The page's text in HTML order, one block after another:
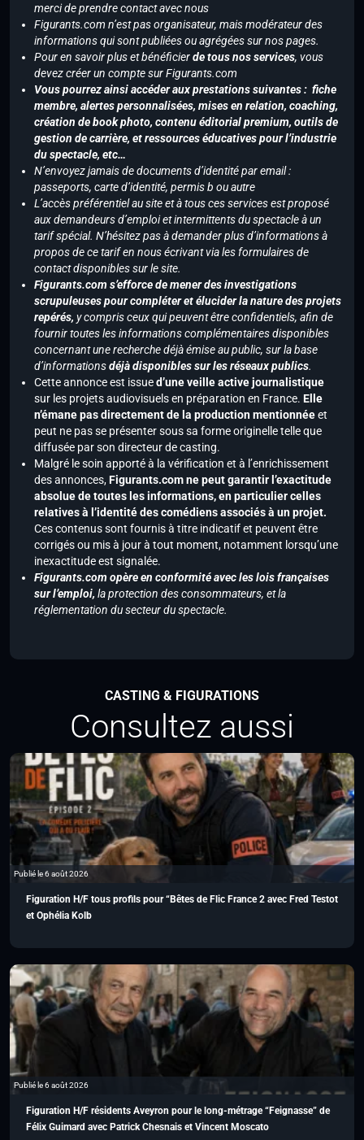
merci de prendre contact avec nous
Figurants.com n’est pas organisateur, mais modérateur des
informations qui sont publiées ou agrégées sur nos pages.
Pour en savoir plus et bénéficierde tous nos services, vous
devez créer un compte sur Figurants.com
Vous pourrez ainsi accéder aux prestations suivantes : fiche
membre, alertes personnalisées, mises en relation, coaching,
création de book photo, contenu éditorial premium, outils de
gestion de carrière, et ressources éducatives pour l’industrie
du spectacle, etc…
N’envoyez jamais de documents d’identité par email :
passeports, carte d’identité, permis b ou autre
L’accès préférentiel au site et à tous ces services est proposé
aux demandeurs d’emploi et intermittents du spectacle à un
tarif spécial. N’hésitez pas à demander plus d’informations à
propos de ce tarif en nous écrivant via les formulaires de
contact disponibles sur le site.
Figurants.com s’efforce de mener des investigations
scrupuleuses pour compléter et élucider la nature des projets
repérés, y compris ceux qui peuvent être confidentiels, afin de
fournir toutes les informations complémentaires disponibles
concernant une recherche déjà émise au public, sur la base
d’informationsdéjà disponibles sur les réseaux publics.
Cette annonce est issued’une veille active journalistique
sur les projets audiovisuels en préparation en France. Elle
n’émane pas directement de la production mentionnéeet
peut ne pas se présenter sous sa forme originelle telle que
diffusée par son directeur de casting.
Malgré le soin apporté à la vérification et à l’enrichissement
des annonces,Figurants.com ne peut garantir l’exactitude
absolue de toutes les informations, en particulier celles
relatives à l’identité des comédiens associés à un projet.
Ces contenus sont fournis à titre indicatif et peuvent être
corrigés ou mis à jour à tout moment, notamment lorsqu’une
inexactitude est signalée.
Figurants.com opère en conformité avec les lois françaises
sur l’emploi, la protection des consommateurs, et la
réglementation du secteur du spectacle.
CASTING & FIGURATIONS
Consultez aussi
Publié le 6 août 2026
Figuration H/F tous profils pour “Bêtes de Flic France 2 avec Fred Testot
et Ophélia Kolb
Publié le 6 août 2026
Figuration H/F résidents Aveyron pour le long-métrage “Feignasse” de
Félix Guimard avec Patrick Chesnais et Vincent Moscato